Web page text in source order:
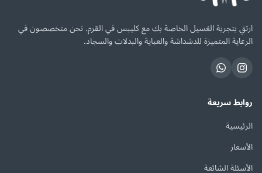
ارتقِ بتجربة الغسيل الخاصة بك مع كليبس في القرم. نحن متخصصون في
الرعاية المتميزة للدشداشة والعباية والبدلات والسجاد.
روابط سريعة
الرئيسية
الأسعار
الأسئلة الشائعة